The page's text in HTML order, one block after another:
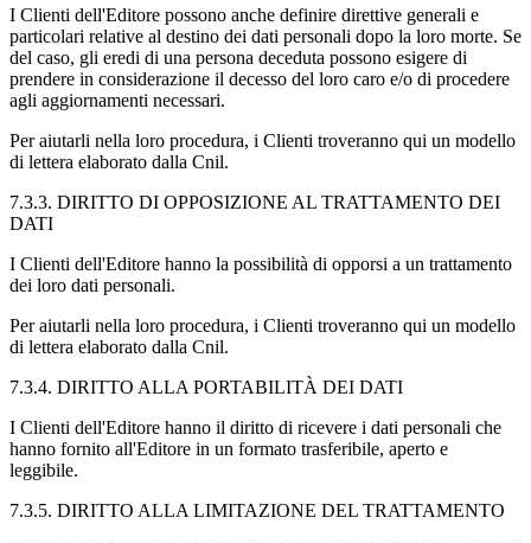
I Clienti dell'Editore possono anche definire direttive generali e
particolari relative al destino dei dati personali dopo la loro morte. Se
del caso, gli eredi di una persona deceduta possono esigere di
prendere in considerazione il decesso del loro caro e/o di procedere
agli aggiornamenti necessari.
Per aiutarli nella loro procedura, i Clienti troveranno qui un modello
di lettera elaborato dalla Cnil.
7.3.3. DIRITTO DI OPPOSIZIONE AL TRATTAMENTO DEI
DATI
I Clienti dell'Editore hanno la possibilità di opporsi a un trattamento
dei loro dati personali.
Per aiutarli nella loro procedura, i Clienti troveranno qui un modello
di lettera elaborato dalla Cnil.
7.3.4. DIRITTO ALLA PORTABILITÀ DEI DATI
I Clienti dell'Editore hanno il diritto di ricevere i dati personali che
hanno fornito all'Editore in un formato trasferibile, aperto e
leggibile.
7.3.5. DIRITTO ALLA LIMITAZIONE DEL TRATTAMENTO